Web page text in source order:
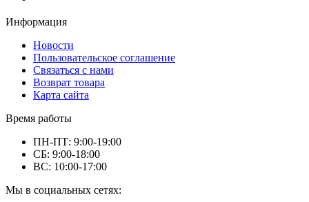
Информация
Новости
Пользовательское соглашение
Связаться с нами
Возврат товара
Карта сайта
Время работы
ПН-ПТ: 9:00-19:00
СБ: 9:00-18:00
ВС: 10:00-17:00
Мы в социальных сетях: